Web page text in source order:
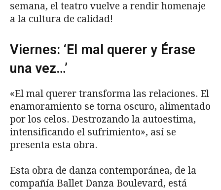
semana, el teatro vuelve a rendir homenaje
a la cultura de calidad!
Viernes: ‘El mal querer y Érase
una vez…’
«El mal querer transforma las relaciones. El
enamoramiento se torna oscuro, alimentado
por los celos. Destrozando la autoestima,
intensificando el sufrimiento», así se
presenta esta obra.
Esta obra de danza contemporánea, de la
compañía Ballet Danza Boulevard, está